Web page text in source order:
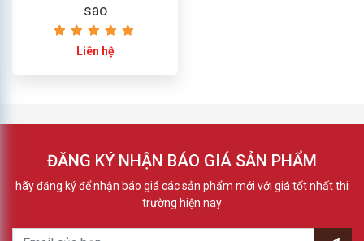
sao
Liên hệ
ĐĂNG KÝ NHẬN BÁO GIÁ SẢN PHẨM
hãy đăng ký để nhận báo giá các sản phẩm mới với giá tốt nhất thi
trường hiện nay